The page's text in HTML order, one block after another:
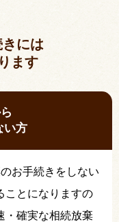
には
ます
い方
お手続きをしない
ことになりますの
・確実な相続放棄